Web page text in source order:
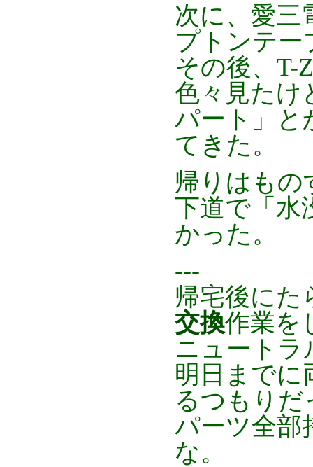
次に、愛三
プトンテー
その後、T-
色々見たけ
パート」と
てきた。
帰りはもの
下道で「
かった。
---
帰宅後にた
交換作業を
ニュートラ
明日までに
るつもり
パーツ全部
な。